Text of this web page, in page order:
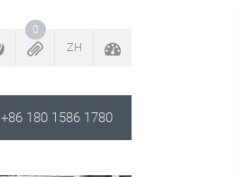
返回配置程序
0
ZH
+86 180 1586 1780